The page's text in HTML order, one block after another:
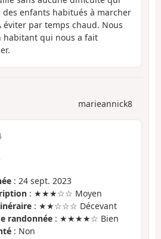
enfants habitués à marcher
éviter par temps chaud. Nous
habitant qui nous a fait
marieannick8
: 24 sept. 2023
: ★★★☆☆ Moyen
: ★★☆☆☆ Décevant
randonnée : ★★★★☆ Bien
: Non